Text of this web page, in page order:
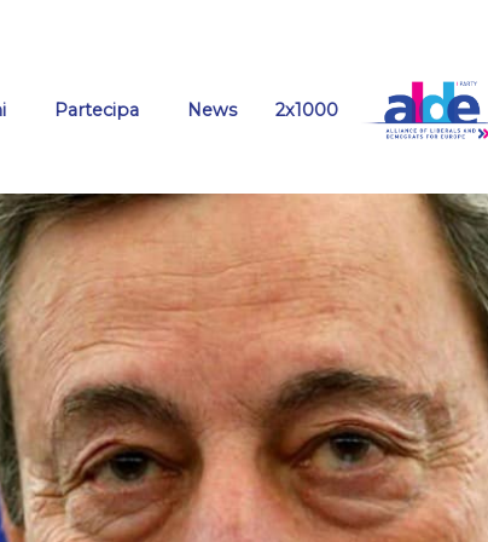
Partecipa News(current)
2x1000